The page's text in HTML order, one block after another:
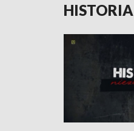
HISTORIA